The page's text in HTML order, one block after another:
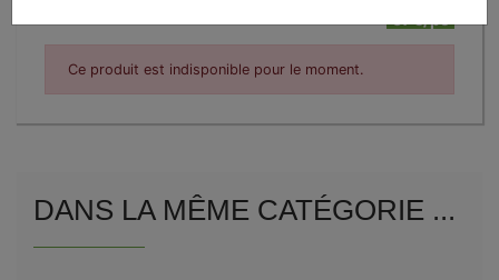
Ce produit est indisponible pour le moment.
DANS LA MÊME CATÉGORIE ...